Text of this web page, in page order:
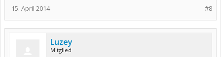
#8
15. April 2014
Luzey
Mitglied